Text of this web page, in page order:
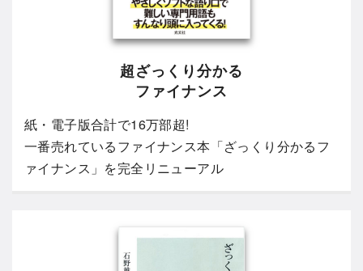
超ざっくり分かる
ファイナンス
紙・電子版合計で16万部超!
一番売れているファイナンス本「ざっくり分かるフ
ァイナンス」を完全リニューアル